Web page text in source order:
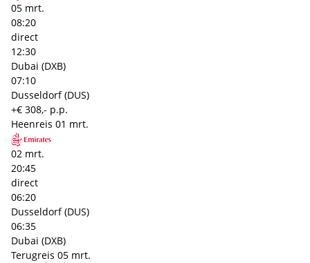
05 mrt.
08:20
direct
12:30
Dubai (DXB)
07:10
Dusseldorf (DUS)
+€ 308,- p.p.
Heenreis 01 mrt.
02 mrt.
20:45
direct
06:20
Dusseldorf (DUS)
06:35
Dubai (DXB)
Terugreis 05 mrt.